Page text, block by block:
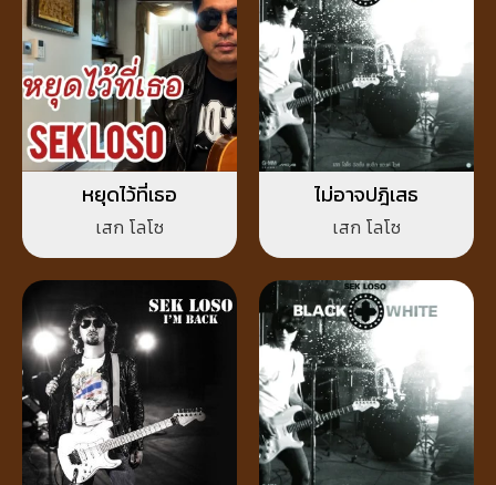
หยุดไว้ที่เธอ
เสก โลโซ
ไม่อาจปฎิเสธ
เสก โลโซ